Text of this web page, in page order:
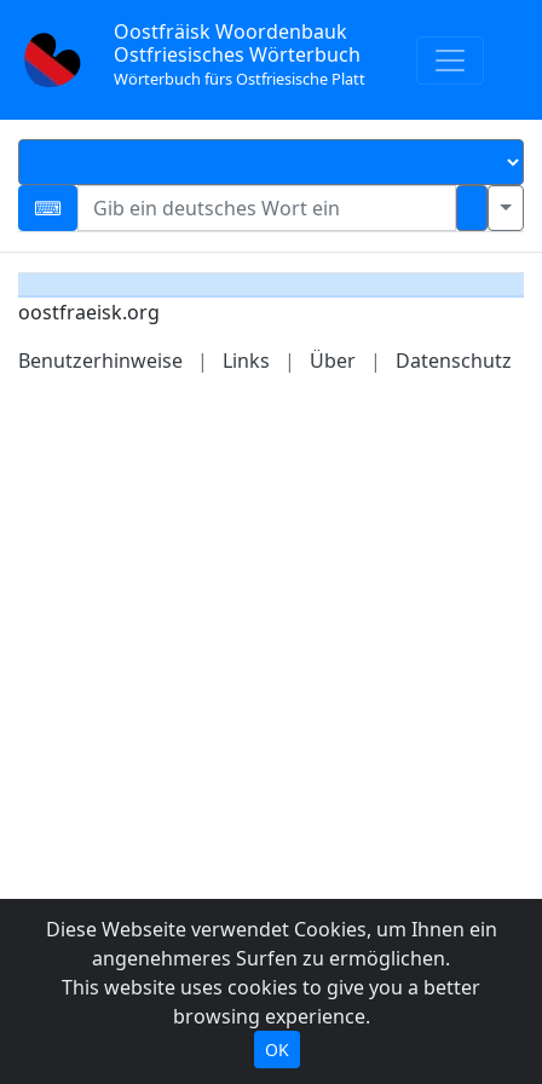
Oostfräisk Woordenbauk
Ostfriesisches Wörterbuch
Wörterbuch fürs Ostfriesische Platt
oostfraeisk.org
Benutzerhinweise
| Links | Über | Datenschutz
Diese Webseite verwendet Cookies, um Ihnen ein
angenehmeres Surfen zu ermöglichen.
This website uses cookies to give you a better
browsing experience.
OK